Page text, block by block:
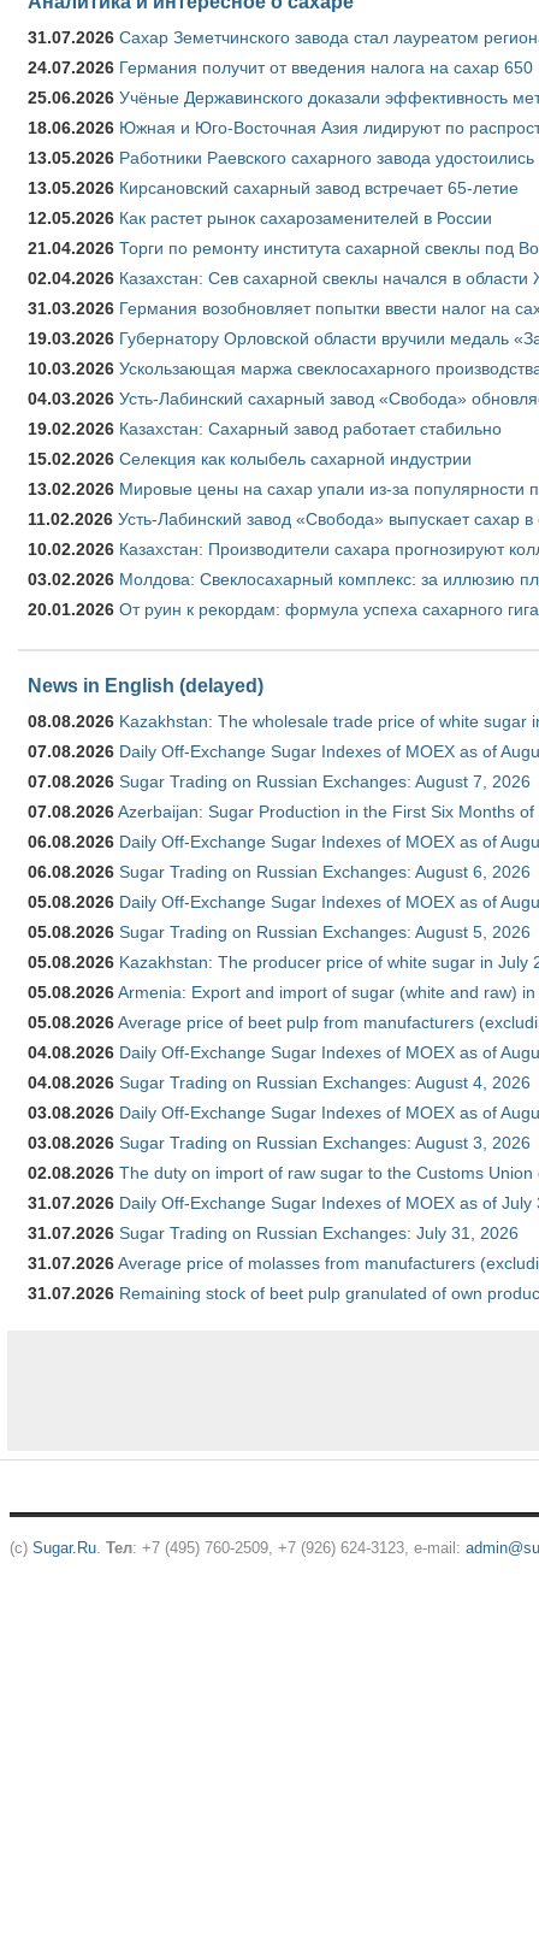
31.07.2026 Сахар Земетчинского завода стал лауреатом
24.07.2026 Германия получит от введения налога на сахар
25.06.2026 Учёные Державинского доказали эффективность
18.06.2026 Южная и Юго-Восточная Азия лидируют по
13.05.2026 Работники Раевского сахарного завода удостоились
13.05.2026 Кирсановский сахарный завод встречает 65-летие
12.05.2026 Как растет рынок сахарозаменителей в России
21.04.2026 Торги по ремонту института сахарной свеклы под
02.04.2026 Казахстан: Сев сахарной свеклы начался в области
31.03.2026 Германия возобновляет попытки ввести налог на
19.03.2026 Губернатору Орловской области вручили медаль
10.03.2026 Ускользающая маржа свеклосахарного
04.03.2026 Усть-Лабинский сахарный завод «Свобода»
19.02.2026 Казахстан: Сахарный завод работает стабильно
15.02.2026 Селекция как колыбель сахарной индустрии
13.02.2026 Мировые цены на сахар упали из-за популярности
11.02.2026 Усть-Лабинский завод «Свобода» выпускает сахар в
10.02.2026 Казахстан: Производители сахара прогнозируют
03.02.2026 Молдова: Свеклосахарный комплекс: за иллюзию
20.01.2026 От руин к рекордам: формула успеха сахарного
News in English (delayed)
08.08.2026 Kazakhstan: The wholesale trade price of white sugar
07.08.2026 Daily Off-Exchange Sugar Indexes of MOEX as of
07.08.2026 Sugar Trading on Russian Exchanges: August 7, 2026
07.08.2026Azerbaijan: Sugar Production in the First Six Months of
06.08.2026 Daily Off-Exchange Sugar Indexes of MOEX as of
06.08.2026 Sugar Trading on Russian Exchanges: August 6, 2026
05.08.2026 Daily Off-Exchange Sugar Indexes of MOEX as of
05.08.2026 Sugar Trading on Russian Exchanges: August 5, 2026
05.08.2026 Kazakhstan: The producer price of white sugar in July
05.08.2026Armenia: Export and import of sugar (white and raw)
05.08.2026Average price of beet pulp from manufacturers
04.08.2026 Daily Off-Exchange Sugar Indexes of MOEX as of
04.08.2026 Sugar Trading on Russian Exchanges: August 4, 2026
03.08.2026 Daily Off-Exchange Sugar Indexes of MOEX as of
03.08.2026 Sugar Trading on Russian Exchanges: August 3, 2026
02.08.2026 The duty on import of raw sugar to the Customs
31.07.2026 Daily Off-Exchange Sugar Indexes of MOEX as of July
31.07.2026 Sugar Trading on Russian Exchanges: July 31, 2026
31.07.2026Average price of molasses from manufacturers
31.07.2026 Remaining stock of beet pulp granulated of own
(c) Sugar.Ru. Тел: +7 (495) 760-2509, +7 (926) 624-3123, e-mail: